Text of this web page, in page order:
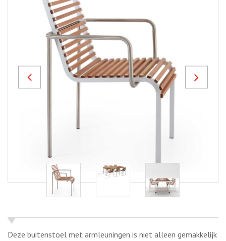
Previous Next
Deze buitenstoel met armleuningen is niet alleen gemakkelijk